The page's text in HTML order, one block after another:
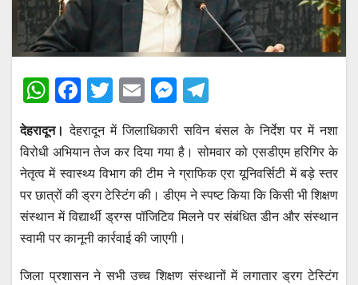
W
at
s
A
p
p
F
c
e
b
o
o
k
T
wi
tt
er
E
m
ail
M
ss
e
n
g
er
el
e
gr
a
m
देहरादून।देहरादून में जिलाधिकारी सविन बंसल के निर्देश पर में नशा
विरोधी अभियान तेज कर दिया गया है। सोमवार को एसडीएम हरिगिर के
नेतृत्व में स्वास्थ्य विभाग की टीम ने ग्राफिक एरा यूनिवर्सिटी में बड़े स्तर
पर छात्रों की ड्रग टेस्टिंग की। डीएम ने स्पष्ट किया कि किसी भी शिक्षण
संस्थान में विद्यार्थी ड्रग्स पॉजिटिव मिलने पर संबंधित डीन और संस्थान
स्वामी पर कानूनी कार्रवाई की जाएगी।
जिला प्रशासन ने सभी उच्च शिक्षण संस्थानों में लगातार ड्रग टेस्टिंग